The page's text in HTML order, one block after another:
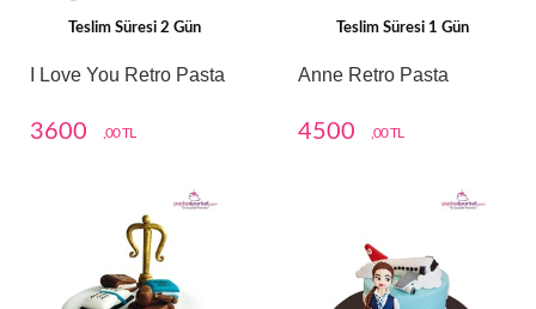
Teslim Süresi 2 Gün
I Love You Retro Pasta
3600 ,00 TL
Teslim Süresi 1 Gün
Anne Retro Pasta
4500 ,00 TL